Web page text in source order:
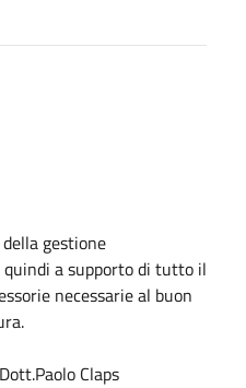
gestione
a supporto di tutto il
necessarie al buon
Claps